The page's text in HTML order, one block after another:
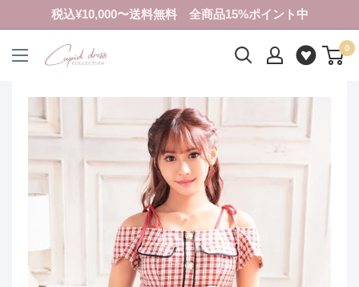
ン
税込¥10,000〜送料無料 全商品15%ポイント中
ク
ド
ド
レ
ス
コ
レ
0